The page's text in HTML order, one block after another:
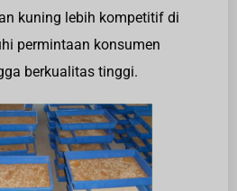
kuning lebih kompetitif di
permintaan konsumen
berkualitas tinggi.